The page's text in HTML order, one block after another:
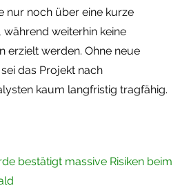
nur noch über eine kurze
während weiterhin keine
erzielt werden. Ohne neue
das Projekt nach
kaum langfristig tragfähig.
bestätigt massive Risiken beim